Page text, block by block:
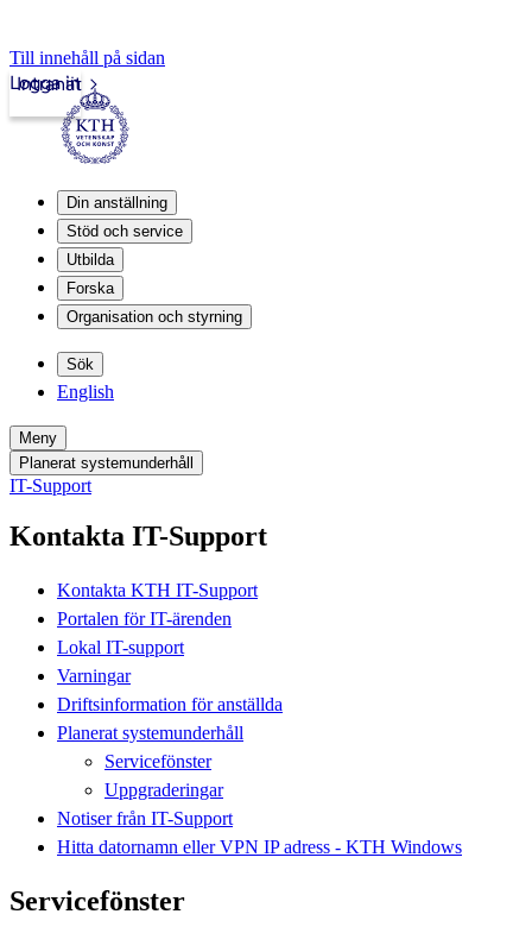
Till innehåll på sidan
Intranät
Logga in
Din anställning
Stöd och service
Utbilda
Forska
Organisation och styrning
Sök
English
Meny
Planerat systemunderhåll
IT-Support
Kontakta IT-Support
Kontakta KTH IT-Support
Portalen för IT-ärenden
Lokal IT-support
Varningar
Driftsinformation för anställda
Planerat systemunderhåll
Servicefönster
Uppgraderingar
Notiser från IT-Support
Hitta datornamn eller VPN IP adress - KTH Windows
Servicefönster